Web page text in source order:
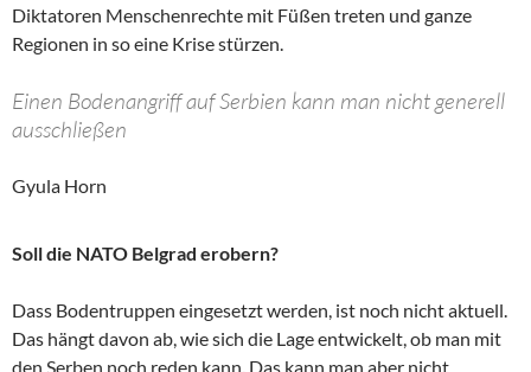
Diktatoren Menschenrechte mit Füßen treten und ganze
Regionen in so eine Krise stürzen.
Einen Bodenangriff auf Serbien kann man nicht generell
ausschließen
Gyula Horn
Soll die NATO Belgrad erobern?
Dass Bodentruppen eingesetzt werden, ist noch nicht aktuell.
Das hängt davon ab, wie sich die Lage entwickelt, ob man mit
den Serben noch reden kann. Das kann man aber nicht